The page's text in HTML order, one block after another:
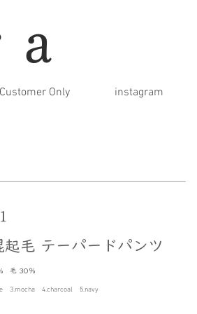
Customer Only instagram
起毛 テーパードパンツ
毛 30％
3.mocha 4.charcoal 5.navy